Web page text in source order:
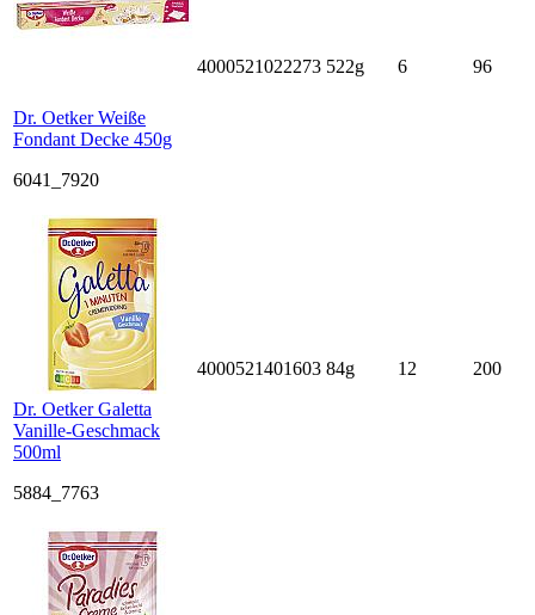
Dr. Oetker Weiße
Fondant Decke 450g
6041_7920
4000521022273 522g 6 96
Dr. Oetker Galetta
Vanille-Geschmack
500ml
5884_7763
4000521401603 84g 12 200